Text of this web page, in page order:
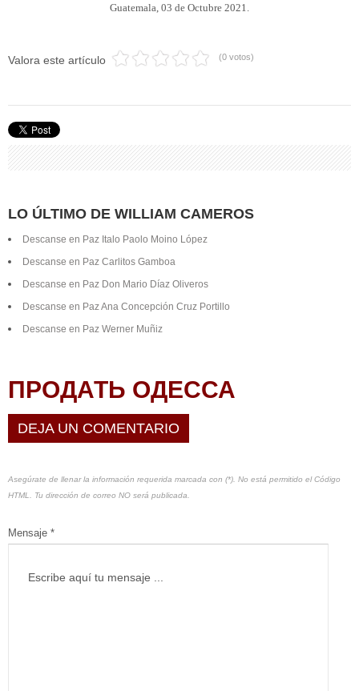
Guatemala, 03 de Octubre 2021.
Valora este artículo (0 votos)
LO ÚLTIMO DE WILLIAM CAMEROS
Descanse en Paz Italo Paolo Moino López
Descanse en Paz Carlitos Gamboa
Descanse en Paz Don Mario Díaz Oliveros
Descanse en Paz Ana Concepción Cruz Portillo
Descanse en Paz Werner Muñiz
ПРОДАТЬ ОДЕССА
DEJA UN COMENTARIO
Asegúrate de llenar la información requerida marcada con (*). No está permitido el Código
HTML. Tu dirección de correo NO será publicada.
Mensaje *